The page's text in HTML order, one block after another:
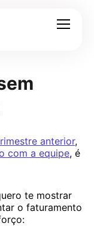
anterior,
com a equipe, é
te mostrar
o faturamento